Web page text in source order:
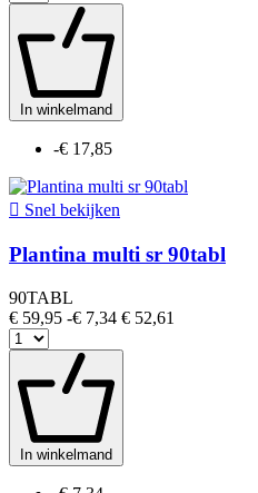
In winkelmand
-€ 17,85
 Snel bekijken
Plantina multi sr 90tabl
90TABL
€ 59,95 -€ 7,34 € 52,61
In winkelmand